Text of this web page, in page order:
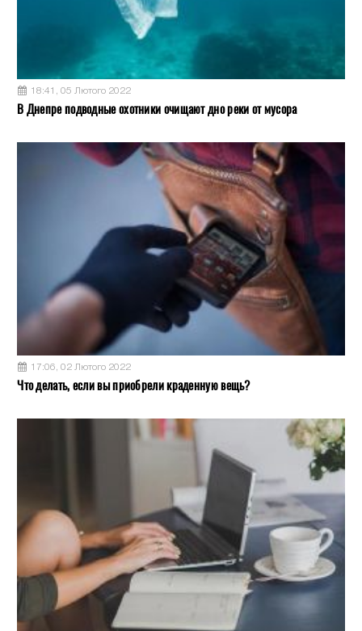
18:41, 05 Лютого 2022
В Днепре подводные охотники очищают дно реки от мусора
17:06, 02 Лютого 2022
Что делать, если вы приобрели краденную вещь?